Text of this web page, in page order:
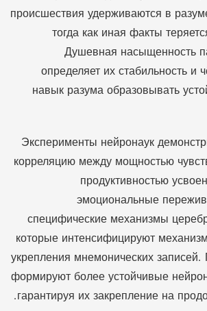
происшествия удерживаются в
тогда как иная факты
Душевная насыщенность
определяет их стабильность и
навык разума образовывать
Эксперименты нейронаук
корреляцию между мощностью
продуктивностью
эмоциональные
специфические механизмы
которые интенсифицируют
укрепления мнемонических
формируют более устойчивые
гарантируя их закрепление на